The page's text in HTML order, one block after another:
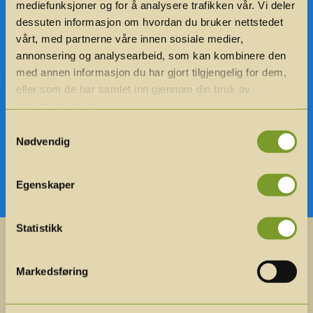
mediefunksjoner og for å analysere trafikken vår. Vi deler
dessuten informasjon om hvordan du bruker nettstedet
vårt, med partnerne våre innen sosiale medier,
annonsering og analysearbeid, som kan kombinere den
med annen informasjon du har gjort tilgjengelig for dem,
eller som de har samlet inn gjennom din bruk av
Nødvendig
Egenskaper
Statistikk
Markedsføring

Strategiplan